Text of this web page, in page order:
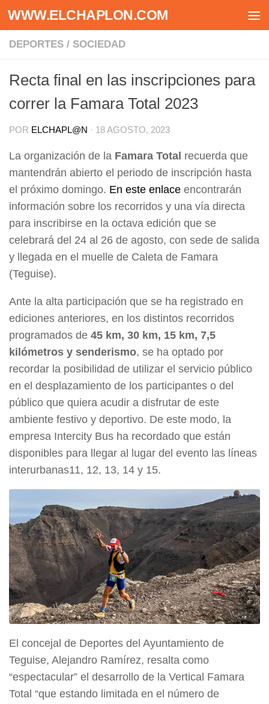
Saltar al contenido
WWW.ELCHAPLON.COM
DEPORTES / SOCIEDAD
Recta final en las inscripciones para
correr la Famara Total 2023
POR ELCHAPL@N · 18 AGOSTO, 2023
La organización de la Famara Total recuerda que
mantendrán abierto el periodo de inscripción hasta
el próximo domingo. En este enlace encontrarán
información sobre los recorridos y una vía directa
para inscribirse en la octava edición que se
celebrará del 24 al 26 de agosto, con sede de salida
y llegada en el muelle de Caleta de Famara
(Teguise).
Ante la alta participación que se ha registrado en
ediciones anteriores, en los distintos recorridos
programados de 45 km, 30 km, 15 km, 7,5
kilómetros y senderismo, se ha optado por
recordar la posibilidad de utilizar el servicio público
en el desplazamiento de los participantes o del
público que quiera acudir a disfrutar de este
ambiente festivo y deportivo. De este modo, la
empresa Intercity Bus ha recordado que están
disponibles para llegar al lugar del evento las líneas
interurbanas11, 12, 13, 14 y 15.
El concejal de Deportes del Ayuntamiento de
Teguise, Alejandro Ramírez, resalta como
“espectacular” el desarrollo de la Vertical Famara
Total “que estando limitada en el número de